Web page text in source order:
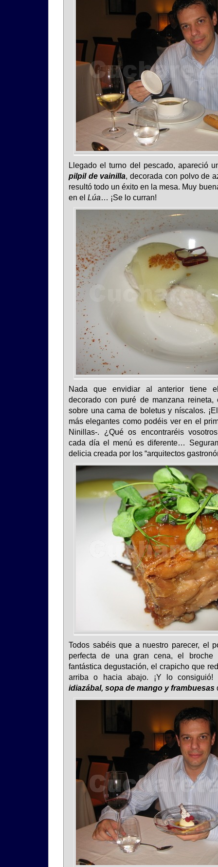
Llegado el turno del pescado, apareció
pilpil de vainilla, decorada con polvo de
resultó todo un éxito en la mesa. Muy
en el Lúa… ¡Se lo curran!
Nada que envidiar al anterior tiene
decorado con puré de manzana
sobre una cama de boletus y níscalos.
más elegantes como podéis ver en el
Ninillas-. ¿Qué os encontraréis
cada día el menú es diferente…
delicia creada por los “arquitectos
Todos sabéis que a nuestro parecer, el
perfecta de una gran cena, el
fantástica degustación, el crapicho que
arriba o hacia abajo. ¡Y lo
idiazábal, sopa de mango y frambuesas